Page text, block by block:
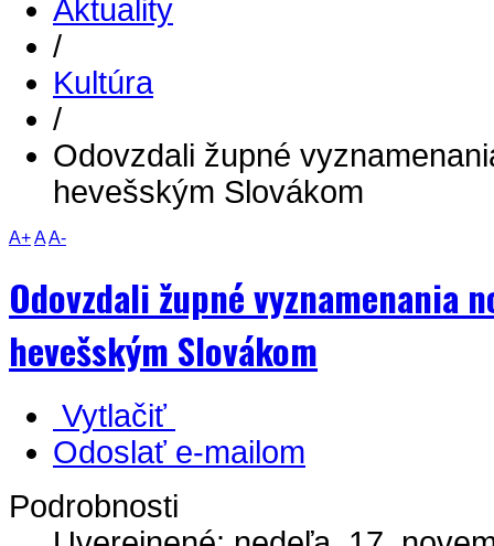
Aktuality
/
Kultúra
/
Odovzdali župné
hevešským Slovákom
A+AA-
Odovzdali župné vyznamenania
hevešským Slovákom
Vytlačiť
Odoslať e-mailom
Podrobnosti